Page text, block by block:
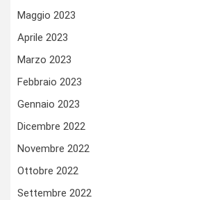
Maggio 2023
Aprile 2023
Marzo 2023
Febbraio 2023
Gennaio 2023
Dicembre 2022
Novembre 2022
Ottobre 2022
Settembre 2022